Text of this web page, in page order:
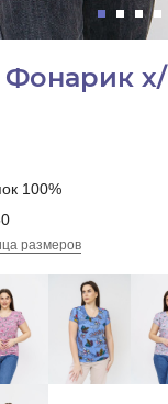
100%
размеров